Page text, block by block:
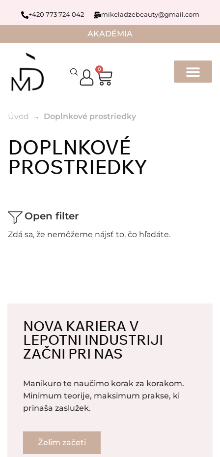
+420 773 724 042 mikeladzebeauty@gmail.com
AKADÉMIA
0
Úvod Doplnkové prostriedky
DOPLNKOVÉ
PROSTRIEDKY
Open filter
Zdá sa, že nemôžeme nájsť to, čo hľadáte.
NOVA KARIERA V
LEPOTNI INDUSTRIJI
ZAČNI PRI NAS
Manikuro te naučimo korak za korakom.
Minimum teorije, maksimum prakse, ki
prinaša zaslužek.
Želim začeti